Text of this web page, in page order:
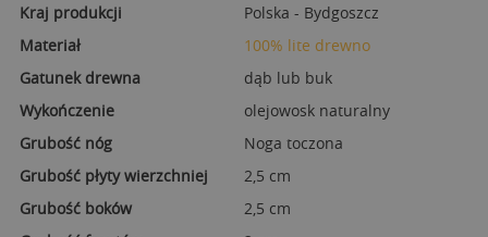
Kraj produkcji
Polska - Bydgoszcz
Materiał
100% lite drewno
Gatunek drewna
dąb lub buk
Wykończenie
olejowosk naturalny
Grubość nóg
Noga toczona
Grubość płyty wierzchniej
2,5 cm
Grubość boków
2,5 cm